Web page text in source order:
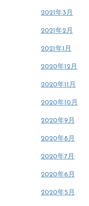
2021年3月
2021年2月
2021年1月
2020年12月
2020年11月
2020年10月
2020年9月
2020年8月
2020年7月
2020年6月
2020年5月